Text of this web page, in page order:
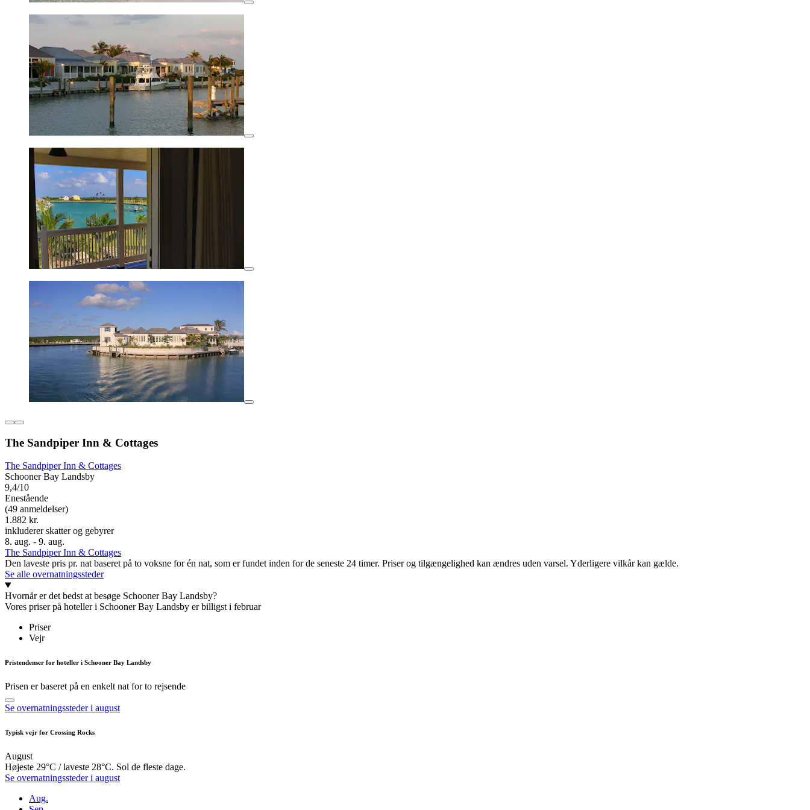
The Sandpiper Inn & Cottages
The Sandpiper Inn & Cottages
Schooner Bay Landsby
9,4/10
Enestående
(49 anmeldelser)
1.882 kr.
inkluderer skatter og gebyrer
8. aug. - 9. aug.
The Sandpiper Inn & Cottages
Den laveste pris pr. nat baseret på to voksne for én nat, som er fundet inden for de seneste 24 timer. Priser og tilgængelighed kan ændres uden varsel. Yderligere vilkår kan gælde.
Se alle overnatningssteder
Hvornår er det bedst at besøge Schooner Bay Landsby?
Vores priser på hoteller i Schooner Bay Landsby er billigst i februar
Priser
Vejr
Pristendenser for hoteller i Schooner Bay Landsby
Prisen er baseret på en enkelt nat for to rejsende
Se overnatningssteder i august
Typisk vejr for Crossing Rocks
August
Højeste 29°C / laveste 28°C. Sol de fleste dage.
Se overnatningssteder i august
Aug.